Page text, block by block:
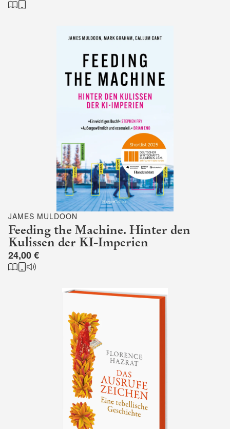
JAMES MULDOON
Feeding the Machine. Hinter den
Kulissen der KI-Imperien
24,00 €